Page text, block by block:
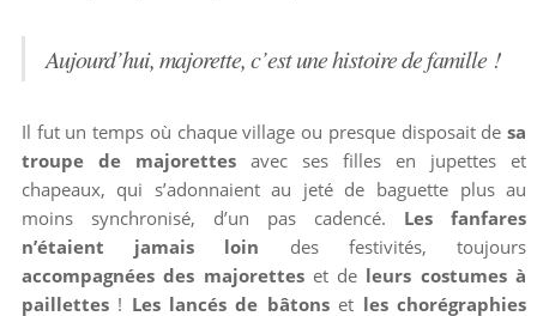
Aujourd’hui, majorette, c’est une histoire de famille !
Il fut un temps où chaque village ou presque disposait desa
troupe de majorettesavec ses filles en jupettes et
chapeaux, qui s’adonnaient au jeté de baguette plus au
moins synchronisé, d’un pas cadencé. Les fanfares
n’étaient jamais loin des festivités, toujours
accompagnées des majoretteset de leurs costumes à
paillettes! Les lancés de bâtonset les chorégraphies